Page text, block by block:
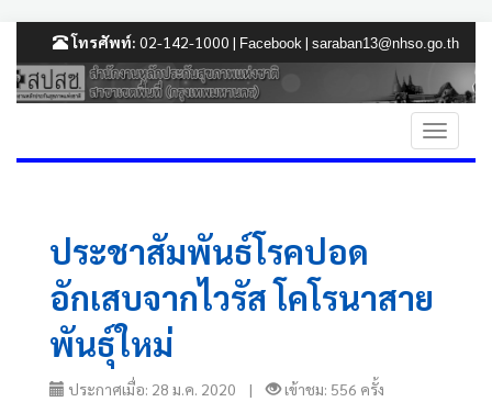
โทรศัพท์: 02-142-1000 | Facebook | saraban13@nhso.go.th
ประชาสัมพันธ์โรคปอด
อักเสบจากไวรัส โคโรนาสาย
พันธุ์ใหม่
ประกาศเมื่อ: 28 ม.ค. 2020 | เข้าชม: 556 ครั้ง